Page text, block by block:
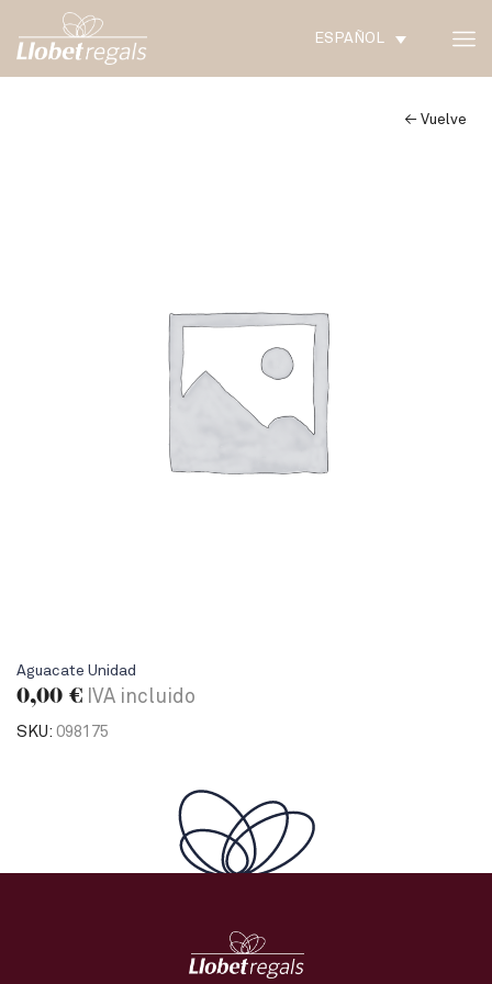
ESPAÑOL
← Vuelve
Aguacate Unidad
0,00 € IVA incluido
SKU: 098175